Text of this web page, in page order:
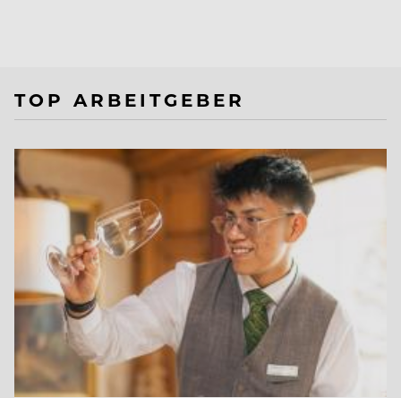
TOP ARBEITGEBER